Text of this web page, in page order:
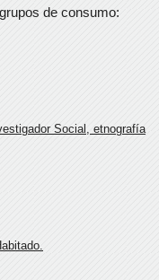
de consumo:
Social, etnografía